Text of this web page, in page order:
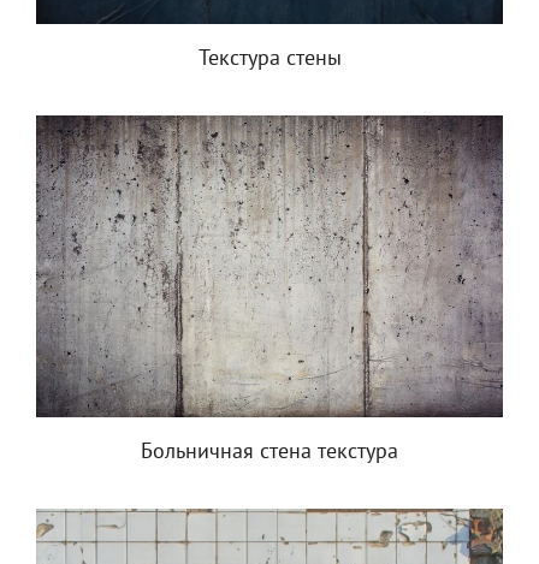
Текстура стены
Больничная стена текстура